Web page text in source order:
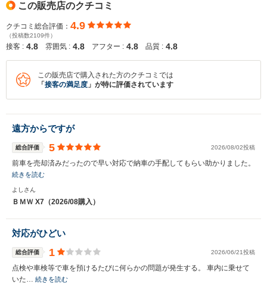
この販売店のクチコミ
クチコミ総合評価： 4.9
（投稿数2109件）
接客 : 4.8 雰囲気 : 4.8 アフター : 4.8 品質 : 4.8
この販売店で購入された方のクチコミでは
「 接客の満足度 」が特に評価されています
遠方からですが
総合評価 5 2026/08/02投稿
前車を売却済みだったので早い対応で納車の手配してもらい助かりました。
続きを読む
よしさん
ＢＭＷ X7（2026/08購入）
対応がひどい
総合評価 1 2026/06/21投稿
点検や車検等で車を預けるたびに何らかの問題が発生する。 車内に乗せて
いた… 続きを読む